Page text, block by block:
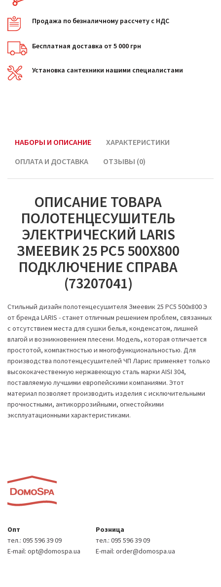
Продажа по безналичному рассчету с НДС
Бесплатная доставка от 5 000 грн
Установка сантехники нашими специалистами
НАБОРЫ И ОПИСАНИЕ
ХАРАКТЕРИСТИКИ
ОПЛАТА И ДОСТАВКА
ОТЗЫВЫ (0)
ОПИСАНИЕ ТОВАРА
ПОЛОТЕНЦЕСУШИТЕЛЬ
ЭЛЕКТРИЧЕСКИЙ LARIS
ЗМЕЕВИК 25 РС5 500Х800
ПОДКЛЮЧЕНИЕ СПРАВА
(73207041)
Стильный дизайн полотенцесушителя Змеевик 25 РС5 500х800 Э
от бренда LARIS - станет отличным решением проблем, связанных
с отсутствием места для сушки белья, конденсатом, лишней
влагой и возникновением плесени. Модель, которая отличается
простотой, компактностью и многофункциональностью. Для
производства полотенцесушителей ЧП Ларис применяет только
высококачественную нержавеющую сталь марки AISI 304,
поставляемую лучшими европейскими компаниями. Этот
материал позволяет производить изделия с исключительными
прочностными, антикоррозийными, огнестойкими
эксплуатационными характеристиками.
Опт
тел.: 095 596 39 09
E-mail: opt@domospa.ua
Розница
тел.: 095 596 39 09
E-mail: order@domospa.ua